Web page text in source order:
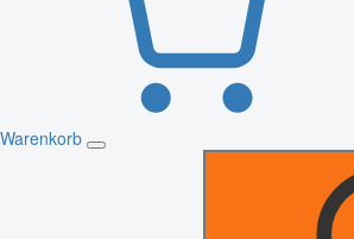
Warenkorb